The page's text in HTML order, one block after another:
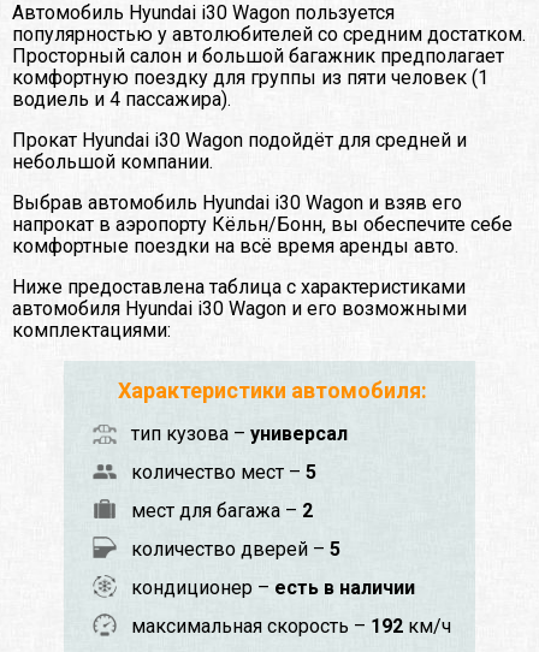
Автомобиль Hyundai i30 Wagon пользуется
популярностью у автолюбителей со средним достатком.
Просторный салон и большой багажник предполагает
комфортную поездку для группы из пяти человек (1
водиель и 4 пассажира).
Прокат Hyundai i30 Wagon подойдёт для средней и
небольшой компании.
Выбрав автомобиль Hyundai i30 Wagon и взяв его
напрокат в аэропорту Кёльн/Бонн, вы обеспечите себе
комфортные поездки на всё время аренды авто.
Ниже предоставлена таблица с характеристиками
автомобиля Hyundai i30 Wagon и его возможными
комплектациями:
Характеристики автомобиля:
тип кузова – универсал
количество мест – 5
мест для багажа – 2
количество дверей – 5
кондиционер – есть в наличии
максимальная скорость – 192 км/ч